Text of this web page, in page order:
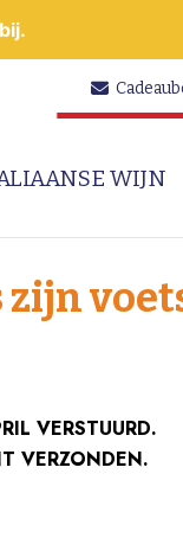
WIJN
zijn
VERSTUURD.
VERZONDEN.